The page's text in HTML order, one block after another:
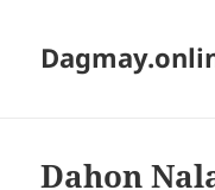
Dahon